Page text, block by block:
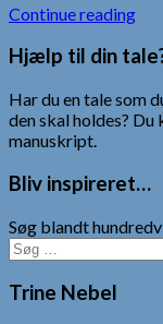
Continue reading
Hjælp til din
Har du en tale som
den skal holdes?
manuskript.
Bliv inspireret…
Søg blandt
Søg
efter:
Trine Nebel